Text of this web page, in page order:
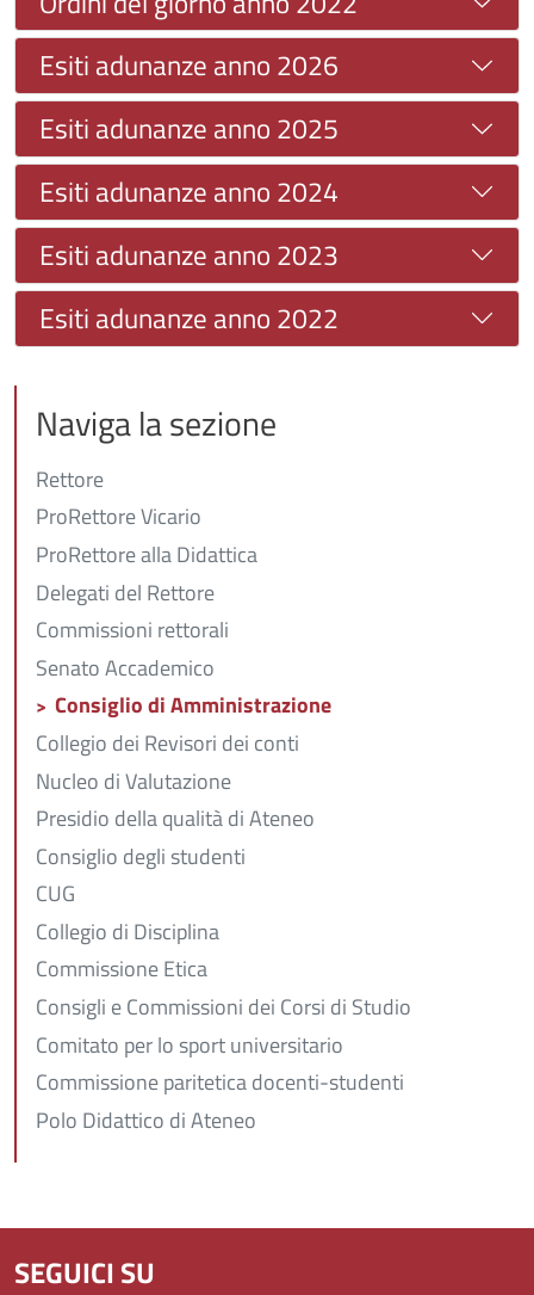
Esiti adunanze anno 2026
Esiti adunanze anno 2025
Esiti adunanze anno 2024
Esiti adunanze anno 2023
Esiti adunanze anno 2022
Naviga la sezione
Rettore
ProRettore Vicario
ProRettore alla Didattica
Delegati del Rettore
Commissioni rettorali
Senato Accademico
Consiglio di Amministrazione
Collegio dei Revisori dei conti
Nucleo di Valutazione
Presidio della qualità di Ateneo
Consiglio degli studenti
CUG
Collegio di Disciplina
Commissione Etica
Consigli e Commissioni dei Corsi di Studio
Comitato per lo sport universitario
Commissione paritetica docenti-studenti
Polo Didattico di Ateneo
SEGUICI SU